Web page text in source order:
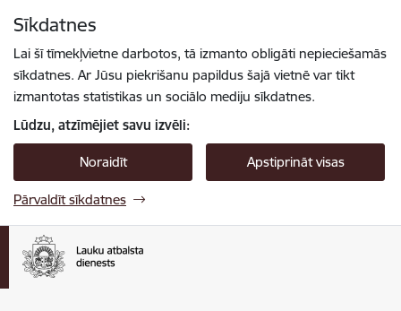
Sīkdatnes
Lai šī tīmekļvietne darbotos, tā izmanto obligāti nepieciešamās
sīkdatnes. Ar Jūsu piekrišanu papildus šajā vietnē var tikt
izmantotas statistikas un sociālo mediju sīkdatnes.
Lūdzu, atzīmējiet savu izvēli:
Noraidīt Apstiprināt visas
Pārvaldīt sīkdatnes